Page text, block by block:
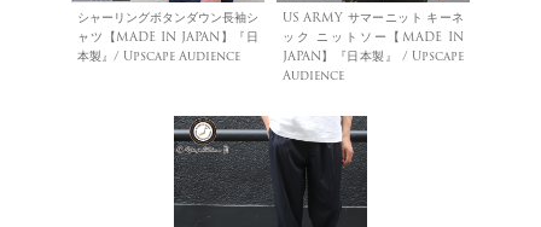
シャーリングボタンダウン長袖シ
ャツ【MADE IN JAPAN】『日
本製』/ Upscape Audience
US ARMY サマーニット キーネ
ック ニットソー【MADE IN
JAPAN】『日本製』 / Upscape
Audience